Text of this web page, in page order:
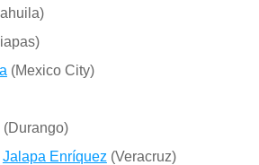
(Mexico City)
(Durango)
Jalapa Enríquez (Veracruz)